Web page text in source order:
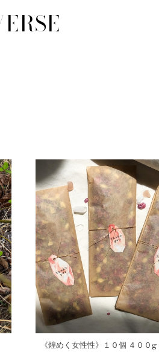
《煌めく女性性》１０個 ４００g